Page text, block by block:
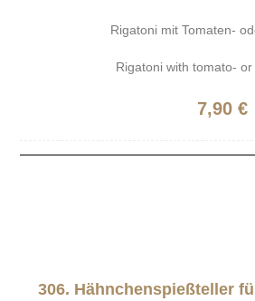
Rigatoni mit Tomaten-
Rigatoni with tomato-
7,90 €
306. Hähnchenspießteller